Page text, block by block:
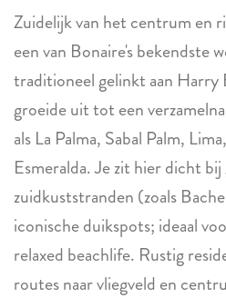
Zuidelijk van het centrum en
een van Bonaire's bekendste
traditioneel gelinkt aan Harry
groeide uit tot een
als La Palma, Sabal Palm,
Esmeralda. Je zit hier dicht
zuidkuststranden (zoals
iconische duikspots; ideaal
relaxed beachlife. Rustig
routes naar vliegveld en